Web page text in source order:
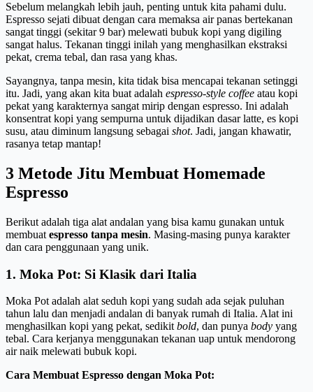
Sebelum melangkah lebih jauh, penting untuk kita pahami dulu.
Espresso sejati dibuat dengan cara memaksa air panas bertekanan
sangat tinggi (sekitar 9 bar) melewati bubuk kopi yang digiling
sangat halus. Tekanan tinggi inilah yang menghasilkan ekstraksi
pekat, crema tebal, dan rasa yang khas.
Sayangnya, tanpa mesin, kita tidak bisa mencapai tekanan setinggi
itu. Jadi, yang akan kita buat adalah espresso-style coffee atau kopi
pekat yang karakternya sangat mirip dengan espresso. Ini adalah
konsentrat kopi yang sempurna untuk dijadikan dasar latte, es kopi
susu, atau diminum langsung sebagai shot. Jadi, jangan khawatir,
rasanya tetap mantap!
3 Metode Jitu Membuat Homemade
Espresso
Berikut adalah tiga alat andalan yang bisa kamu gunakan untuk
membuat espresso tanpa mesin. Masing-masing punya karakter
dan cara penggunaan yang unik.
1. Moka Pot: Si Klasik dari Italia
Moka Pot adalah alat seduh kopi yang sudah ada sejak puluhan
tahun lalu dan menjadi andalan di banyak rumah di Italia. Alat ini
menghasilkan kopi yang pekat, sedikitbold, dan punya body yang
tebal. Cara kerjanya menggunakan tekanan uap untuk mendorong
air naik melewati bubuk kopi.
Cara Membuat Espresso dengan Moka Pot: